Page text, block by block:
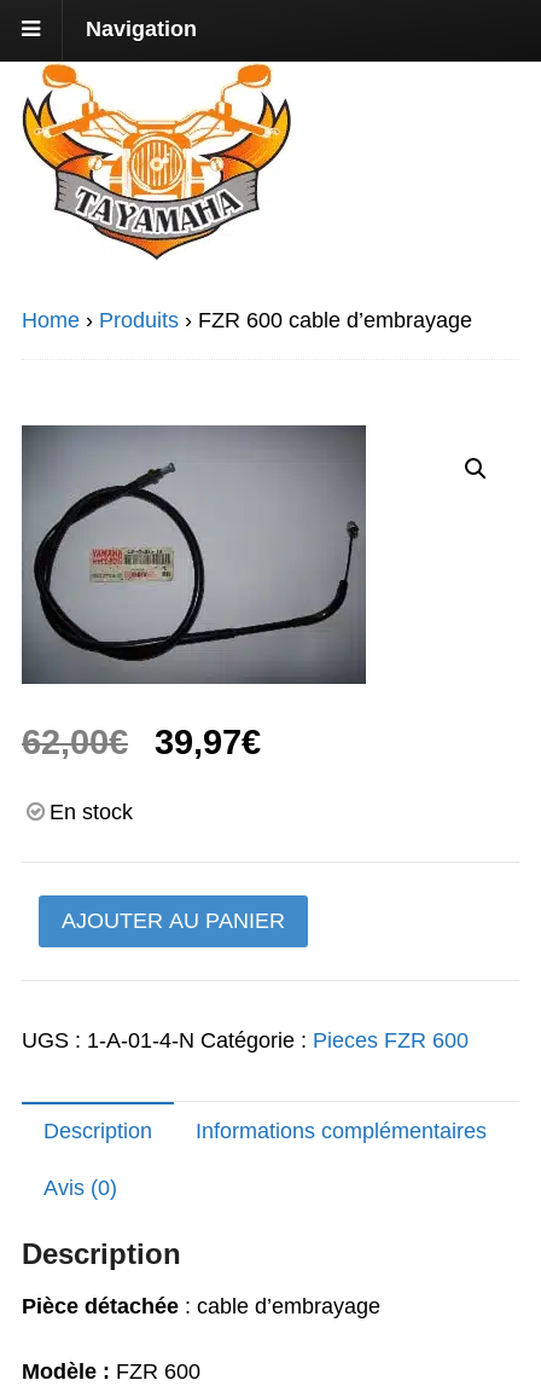
Navigation
Home › Produits › FZR 600 cable d’embrayage
62,00€
Le
était :
62,00€.
39,97€Le
est :
39,97€.
En stock
quantité
de
FZR
cable
AJOUTER AU PANIER
UGS : 1-A-01-4-N Catégorie : Pieces FZR 600
Description Informations complémentaires
Avis (0)
Description
Pièce détachée : cable d’embrayage
Modèle : FZR 600